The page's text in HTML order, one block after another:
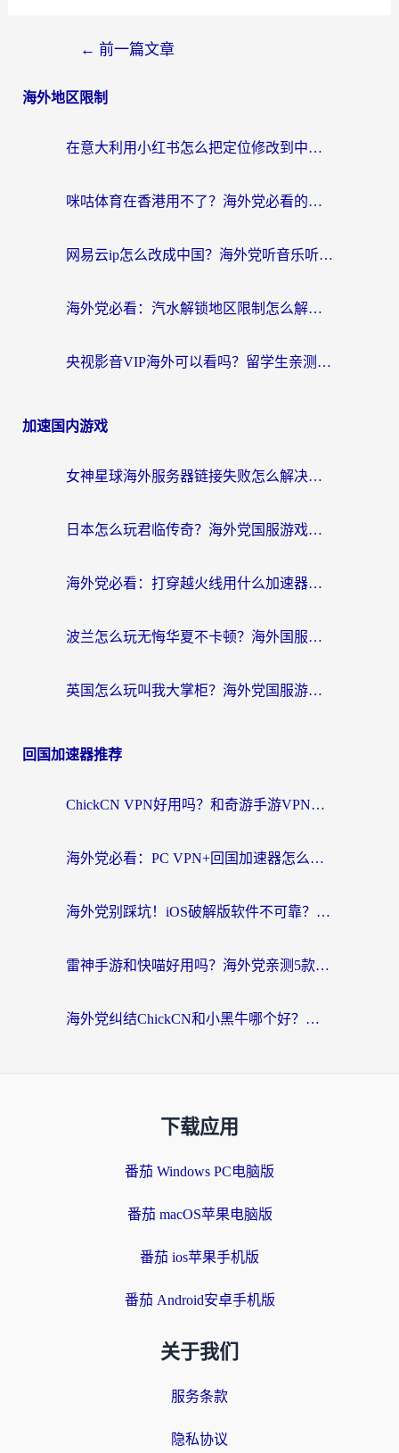
← 前一篇文章
海外地区限制
在意大利用小红书怎么把定位修改到中国国内？3个实用技巧+1个靠谱工具帮你搞定
咪咕体育在香港用不了？海外党必看的回国加速器选择指南（附3个真实场景解决方案）
网易云ip怎么改成中国？海外党听音乐听书的无痛解决方案
海外党必看：汽水解锁地区限制怎么解除？3招解决国内影音&生活服务难题
央视影音VIP海外可以看吗？留学生亲测有效的回国加速器选择指南
加速国内游戏
女神星球海外服务器链接失败怎么解决？海外党国服游戏加速避坑指南
日本怎么玩君临传奇？海外党国服游戏加速避坑指南（附菲律宾欧洲玩家实测）
海外党必看：打穿越火线用什么加速器？解决延迟卡顿，还能玩奇妙拼图世界和第五人格
波兰怎么玩无悔华夏不卡顿？海外国服游戏加速器终极指南（附征途2萤火突击解决方案）
英国怎么玩叫我大掌柜？海外党国服游戏加速避坑指南（附实测推荐）
回国加速器推荐
ChickCN VPN好用吗？和奇游手游VPN对比哪个回国效果更好？海外党亲测实用指南
海外党必看：PC VPN+回国加速器怎么选？无缝访问国内资源全攻略
海外党别踩坑！iOS破解版软件不可靠？教你选对回国加速器无缝看国内资源
雷神手游和快喵好用吗？海外党亲测5款回国加速器，附斧牛Bling对比+微信视频号解决办法
海外党纠结ChickCN和小黑牛哪个好？一篇帮你选对回国加速器的实用指南
下载应用
番茄 Windows PC电脑版
番茄 macOS苹果电脑版
番茄 ios苹果手机版
番茄 Android安卓手机版
关于我们
服务条款
隐私协议